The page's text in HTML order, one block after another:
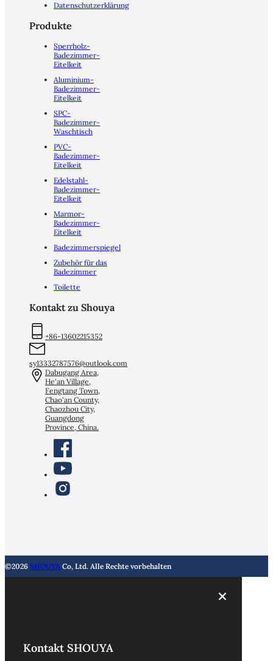
Datenschutzerklärung
Produkte
Sperrholz-
Badezimmer-
Eitelkeit
Aluminium-
Badezimmer-
Eitelkeit
SPC-
Badezimmer-
Waschtisch
PVC-
Badezimmer-
Eitelkeit
Edelstahl-
Badezimmer-
Eitelkeit
Marmor-
Badezimmer-
Eitelkeit
Badezimmerspiegel
Zubehör für das
Badezimmer
Toilette
Kontakt zu Shouya
+86-13602215352
sy13332787576@outlook.com
Dabugang Area,
He'an Village,
Fengtang Town,
Chao'an County,
Chaozhou City,
Guangdong
Province, China.
©2026 SHOUYA Co, Ltd. Alle Rechte vorbehalten
Kontakt SHOUYA